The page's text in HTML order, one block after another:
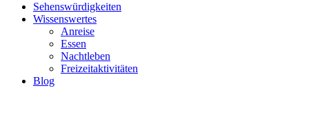
Sehenswürdigkeiten
Wissenswertes
Anreise
Essen
Nachtleben
Freizeitaktivitäten
Blog